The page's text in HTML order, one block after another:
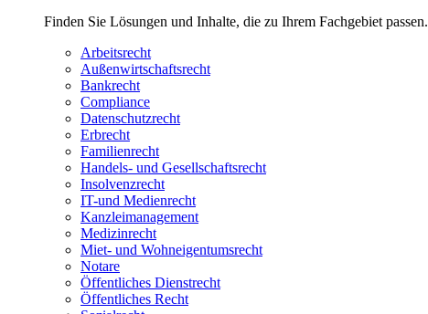
Finden Sie Lösungen und Inhalte, die zu Ihrem Fachgebiet passen.
Arbeitsrecht
Außenwirtschaftsrecht
Bankrecht
Compliance
Datenschutzrecht
Erbrecht
Familienrecht
Handels- und Gesellschaftsrecht
Insolvenzrecht
IT-und Medienrecht
Kanzleimanagement
Medizinrecht
Miet- und Wohneigentumsrecht
Notare
Öffentliches Dienstrecht
Öffentliches Recht